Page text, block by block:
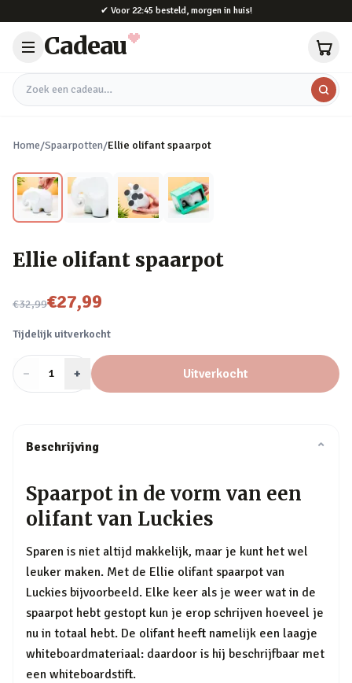
✔ Voor 22:45 besteld, morgen in huis!
Cadeau
Zoek een cadeau
Home/Spaarpotten/Ellie olifant spaarpot
Ellie olifant spaarpot
€32,99
Nu voor€27,99
Tijdelijk uitverkocht
− Aantal
1 + Uitverkocht
Beschrijving ⌄
Spaarpot in de vorm van een
olifant van Luckies
Sparen is niet altijd makkelijk, maar je kunt het wel
leuker maken. Met de Ellie olifant spaarpot van
Luckies bijvoorbeeld. Elke keer als je weer wat in de
spaarpot hebt gestopt kun je erop schrijven hoeveel je
nu in totaal hebt. De olifant heeft namelijk een laagje
whiteboardmateriaal: daardoor is hij beschrijfbaar met
een whiteboardstift.